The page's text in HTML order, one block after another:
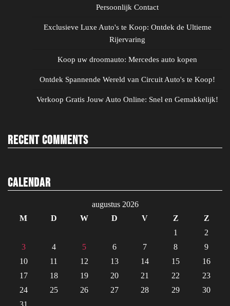
Persoonlijk Contact
Exclusieve Luxe Auto's te Koop: Ontdek de Ultieme
Rijervaring
Koop uw droomauto: Mercedes auto kopen
Ontdek Spannende Wereld van Circuit Auto's te Koop!
Verkoop Gratis Jouw Auto Online: Snel en Gemakkelijk!
Recent Comments
Calendar
augustus 2026
M
D W D V Z
Z
1
2
3
4 5 6 7 8
9
10
11 12 13 14 15
16
17
18 19 20 21 22
23
24
25 26 27 28 29
30
31